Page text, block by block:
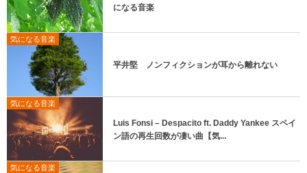
になる音楽
気になる音楽
平井堅 ノンフィクションが耳から離れない
気になる音楽
Luis Fonsi – Despacito ft. Daddy Yankee スペイ
ン語の再生回数が凄い曲【気...
気になる音楽